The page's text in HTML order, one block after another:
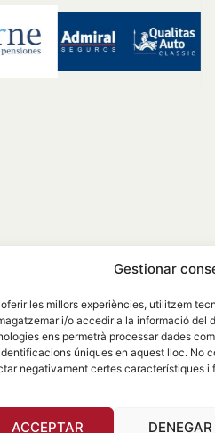
Gestionar
oferir les millors experiències, utilitzem
i/o accedir a la informació del
ens permetrà processar dades
úniques en aquest lloc. No
negativament certes característiques i
ACCEPTAR DENEGAR
Espai clients Espai
Accés a socis
Política de privacitat